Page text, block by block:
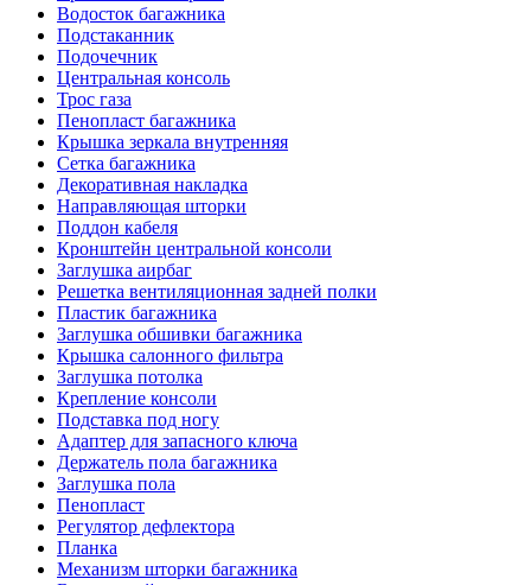
Водосток багажника
Подстаканник
Подочечник
Центральная консоль
Трос газа
Пенопласт багажника
Крышка зеркала внутренняя
Сетка багажника
Декоративная накладка
Направляющая шторки
Поддон кабеля
Кронштейн центральной консоли
Заглушка аирбаг
Решетка вентиляционная задней полки
Пластик багажника
Заглушка обшивки багажника
Крышка салонного фильтра
Заглушка потолка
Крепление консоли
Подставка под ногу
Адаптер для запасного ключа
Держатель пола багажника
Заглушка пола
Пенопласт
Регулятор дефлектора
Планка
Механизм шторки багажника